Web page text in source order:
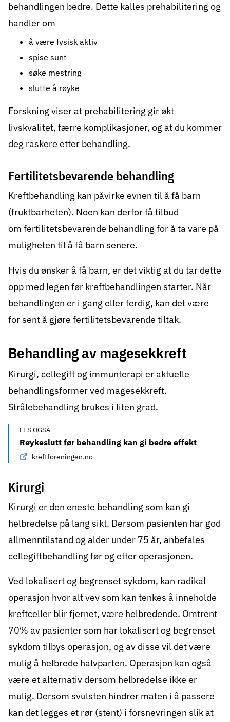
behandlingen bedre. Dette kalles prehabilitering og
handler om
å være fysisk aktiv
spise sunt
søke mestring
slutte å røyke
Forskning viser at prehabilitering gir økt
livskvalitet, færre komplikasjoner, og at du kommer
deg raskere etter behandling.
Fertilitetsbevarende behandling
Kreftbehandling kan påvirke evnen til å få barn
(fruktbarheten). Noen kan derfor få tilbud
om fertilitetsbevarende behandling for å ta vare på
muligheten til å få barn senere.
Hvis du ønsker å få barn, er det viktig at du tar dette
opp med legen før kreftbehandlingen starter. Når
behandlingen er i gang eller ferdig, kan det være
for sent å gjøre fertilitetsbevarende tiltak.
Behandling av magesekkreft
Kirurgi, cellegift og immunterapi er aktuelle
behandlingsformer ved magesekkreft.
Strålebehandling brukes i liten grad.
LES OGSÅ
Røykeslutt før behandling kan gi bedre effekt
kreftforeningen.no
Kirurgi
Kirurgi er den eneste behandling som kan gi
helbredelse på lang sikt. Dersom pasienten har god
allmenntilstand og alder under 75 år, anbefales
cellegiftbehandling før og etter operasjonen.
Ved lokalisert og begrenset sykdom, kan radikal
operasjon hvor alt vev som kan tenkes å inneholde
kreftceller blir fjernet, være helbredende. Omtrent
70% av pasienter som har lokalisert og begrenset
sykdom tilbys operasjon, og av disse vil det være
mulig å helbrede halvparten. Operasjon kan også
være et alternativ dersom helbredelse ikke er
mulig. Dersom svulsten hindrer maten i å passere
kan det legges et rør (stent) i forsnevringen slik at